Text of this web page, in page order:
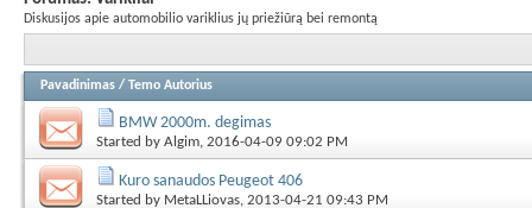
Diskusijos apie automobilio variklius jų priežiūrą bei remontą
Pavadinimas / Temo Autorius
BMW 2000m. degimas
Started by Algim, 2016-04-09 09:02 PM
Kuro sanaudos Peugeot 406
Started by MetaLLiovas, 2013-04-21 09:43 PM